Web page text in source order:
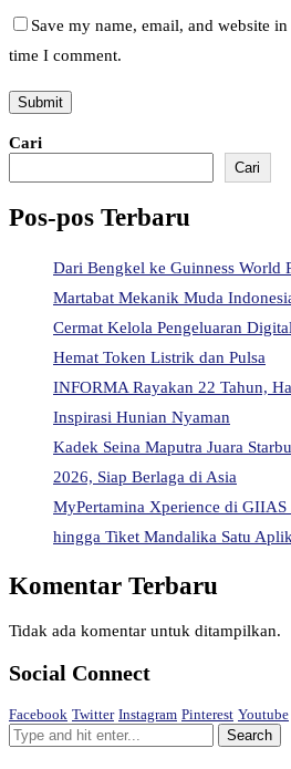
Save my name, email, and website
time I comment.
Cari
Cari
Pos-pos Terbaru
Dari Bengkel ke Guinness World
Martabat Mekanik Muda
Cermat Kelola Pengeluaran
Hemat Token Listrik dan Pulsa
INFORMA Rayakan 22 Tahun,
Inspirasi Hunian Nyaman
Kadek Seina Maputra Juara
2026, Siap Berlaga di Asia
MyPertamina Xperience di
hingga Tiket Mandalika Satu
Komentar Terbaru
Tidak ada komentar untuk ditampilkan.
Social Connect
Facebook Twitter Instagram Pinterest Youtube